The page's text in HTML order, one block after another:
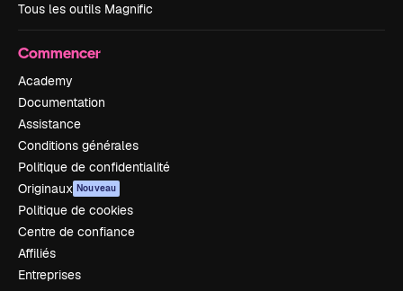
Tous les outils Magnific
Commencer
Academy
Documentation
Assistance
Conditions générales
Politique de confidentialité
Originaux Nouveau
Politique de cookies
Centre de confiance
Affiliés
Entreprises